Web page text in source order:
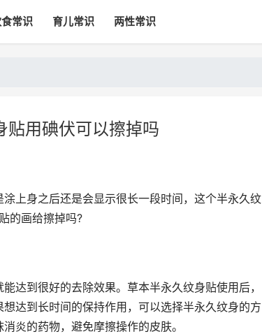
常识 育儿常识 两性常识
贴用碘伏可以擦掉吗
上身之后还是会显示很长一段时间，这个半永久纹
的画给擦掉吗?
达到很好的去除效果。草本半永久纹身贴使用后，
达到长时间的保持作用，可以选择半永久纹身的方
炎的药物，避免摩擦操作的皮肤。